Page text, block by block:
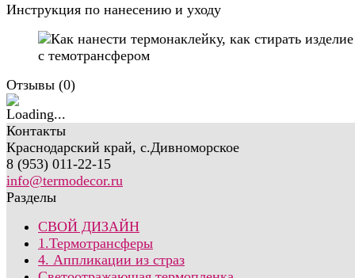
Инструкция по нанесению и уходу
Отзывы (0)
Контакты
Краснодарский край, с.Дивноморское
8 (953) 011-22-15
info@termodecor.ru
Разделы
СВОЙ ДИЗАЙН
1.Термотрансферы
4. Аппликации из страз